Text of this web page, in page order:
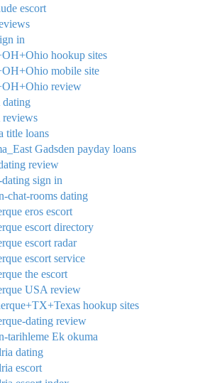
escort
in
hookup sites
mobile site
review
title loans
Gadsden payday loans
review
sign in
chat-rooms dating
eros escort
escort directory
escort radar
escort service
the escort
USA review
hookup sites
dating review
tarihleme Ek okuma
dating
escort